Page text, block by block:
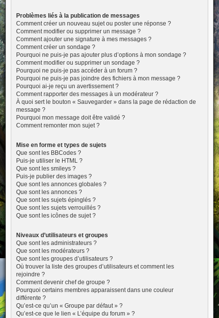
Problèmes liés à la publication de messages
Comment créer un nouveau sujet ou poster une réponse ?
Comment modifier ou supprimer un message ?
Comment ajouter une signature à mes messages ?
Comment créer un sondage ?
Pourquoi ne puis-je pas ajouter plus d’options à mon sondage ?
Comment modifier ou supprimer un sondage ?
Pourquoi ne puis-je pas accéder à un forum ?
Pourquoi ne puis-je pas joindre des fichiers à mon message ?
Pourquoi ai-je reçu un avertissement ?
Comment rapporter des messages à un modérateur ?
À quoi sert le bouton « Sauvegarder » dans la page de rédaction de
message ?
Pourquoi mon message doit être validé ?
Comment remonter mon sujet ?
Mise en forme et types de sujets
Que sont les BBCodes ?
Puis-je utiliser le HTML ?
Que sont les smileys ?
Puis-je publier des images ?
Que sont les annonces globales ?
Que sont les annonces ?
Que sont les sujets épinglés ?
Que sont les sujets verrouillés ?
Que sont les icônes de sujet ?
Niveaux d’utilisateurs et groupes
Que sont les administrateurs ?
Que sont les modérateurs ?
Que sont les groupes d’utilisateurs ?
Où trouver la liste des groupes d’utilisateurs et comment les
rejoindre ?
Comment devenir chef de groupe ?
Pourquoi certains membres apparaissent dans une couleur
différente ?
Qu’est-ce qu’un « Groupe par défaut » ?
Qu’est-ce que le lien « L’équipe du forum » ?